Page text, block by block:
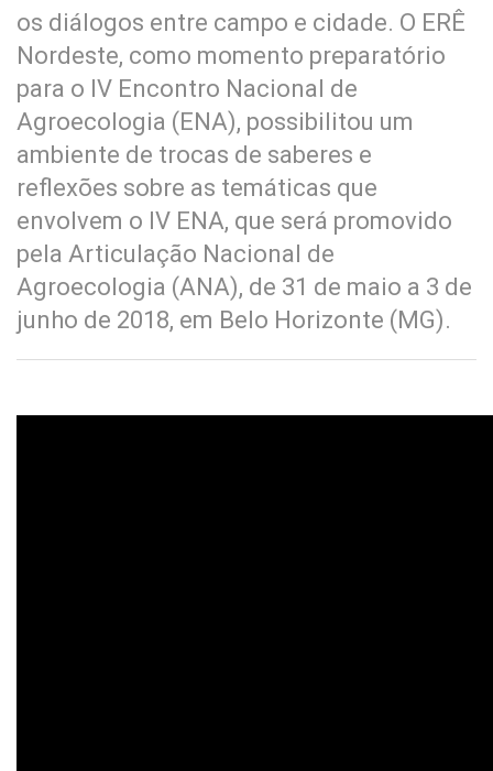
os diálogos entre campo e cidade. O ERÊ
Nordeste, como momento preparatório
para o IV Encontro Nacional de
Agroecologia (ENA), possibilitou um
ambiente de trocas de saberes e
reflexões sobre as temáticas que
envolvem o IV ENA, que será promovido
pela Articulação Nacional de
Agroecologia (ANA), de 31 de maio a 3 de
junho de 2018, em Belo Horizonte (MG).